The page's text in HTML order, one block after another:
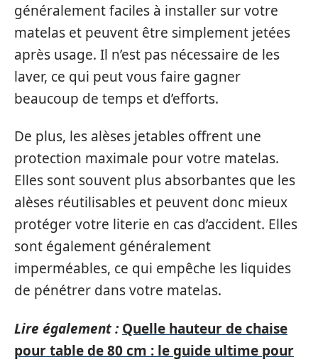
généralement faciles à installer sur votre
matelas et peuvent être simplement jetées
après usage. Il n’est pas nécessaire de les
laver, ce qui peut vous faire gagner
beaucoup de temps et d’efforts.
De plus, les alèses jetables offrent une
protection maximale pour votre matelas.
Elles sont souvent plus absorbantes que les
alèses réutilisables et peuvent donc mieux
protéger votre literie en cas d’accident. Elles
sont également généralement
imperméables, ce qui empêche les liquides
de pénétrer dans votre matelas.
Lire également : Quelle hauteur de chaise
pour table de 80 cm : le guide ultime pour